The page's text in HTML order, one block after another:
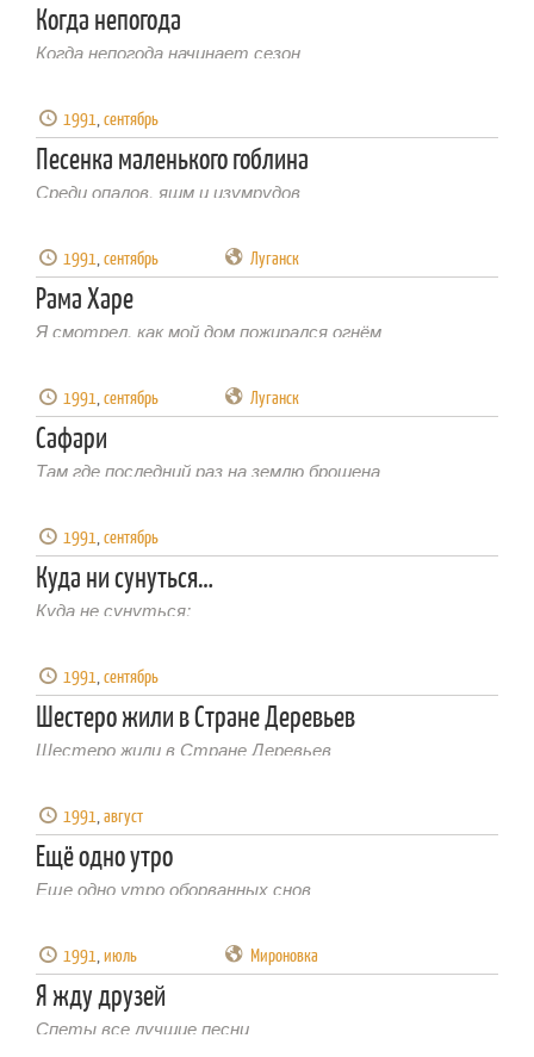
Когда непогода
Когда непогода начинает сезон
1991,сентябрь
Песенка маленького гоблина
Среди опалов, яшм и изумрудов
1991,сентябрь Луганск
Рама Харе
Я смотрел, как мой дом пожирался огнём
1991,сентябрь Луганск
Сафари
Там где последний раз на землю брошена
1991,сентябрь
Куда ни сунуться…
Куда не сунуться:
1991,сентябрь
Шестеро жили в Стране Деревьев
Шестеро жили в Стране Деревьев
1991,август
Ещё одно утро
Еще одно утро оборванных снов
1991,июль Мироновка
Я жду друзей
Спеты все лучшие песни